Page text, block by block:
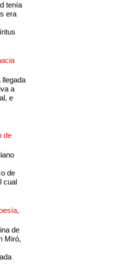
tenía
era
llegada
a
e
de
de
cual
de
Miró,